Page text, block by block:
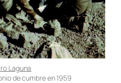
Laguna
de cumbre en 1959